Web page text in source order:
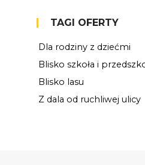
TAGI OFERTY
Dla rodziny z dziećmi
Blisko szkoła i
Blisko lasu
Z dala od ruchliwej ulicy